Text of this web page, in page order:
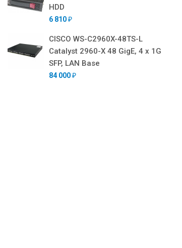
HDD
6 810 ₽
CISCO WS-C2960X-48TS-L
Catalyst 2960-X 48 GigE, 4 x 1G
SFP, LAN Base
84 000 ₽